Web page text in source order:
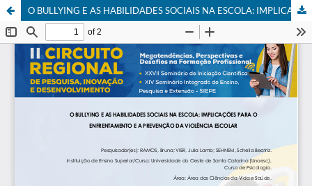
O BULLYING E AS HABILIDADES SOCIAIS NA ESCOLA: IMPLICAÇÕES PARA O ENFRENTAMENTO E A PREVENÇÃO DA VIOLÊNCIA ESCOLAR